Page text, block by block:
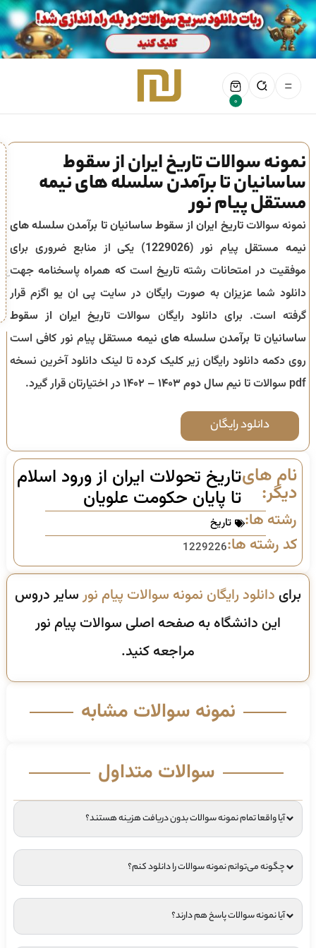
0
نمونه سوالات تاریخ ایران از سقوط
ساسانیان تا برآمدن سلسله های نیمه
مستقل پیام نور
نمونه سوالاتتاریخ ایران از سقوط ساسانیان تا برآمدن سلسله های
نیمه مستقلپیام نور (1229026) یکی از منابع ضروری برای
موفقیت در امتحانات رشته تاریخاست که همراه پاسخنامه جهت
دانلود شما عزیزان به صورت رایگان در سایت پی ان یو اگزم قرار
گرفته است. برای دانلود رایگان سوالات تاریخ ایران از سقوط
ساسانیان تا برآمدن سلسله های نیمه مستقلپیام نور کافی است
روی دکمه دانلود رایگان زیر کلیک کرده تا لینک دانلود آخرین نسخه
pdf سوالات تا
نیم سال دوم ۱۴۰۳ – ۱۴۰۲ در اختیارتان قرار گیرد.
دانلود رایگان
نام های
دیگر:
تاریخ تحولات ایران از ورود اسلام
تا پایان حکومت علویان
رشته ها: تاریخ
کد رشته ها:1229226
برای دانلود رایگان نمونه سوالات پیام نورسایر دروس
این دانشگاه به صفحه اصلی سوالات پیام نور
مراجعه کنید.
نمونه سوالات مشابه
سوالات متداول
آیا واقعا تمام نمونه سوالات بدون دریافت هزینه هستند؟
چگونه می‌توانم نمونه سوالات را دانلود کنم؟
آیا نمونه سوالات پاسخ هم دارند؟